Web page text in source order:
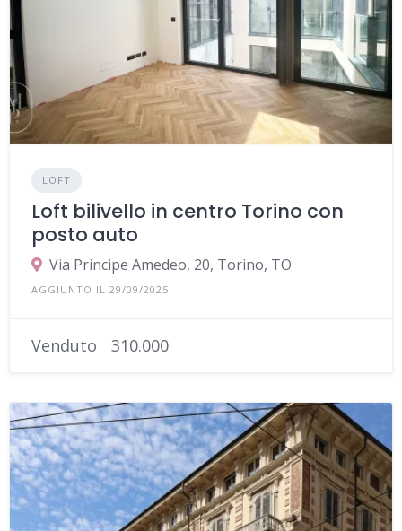
LOFT
Loft bilivello in centro Torino con
posto auto
Via Principe Amedeo, 20, Torino, TO
AGGIUNTO IL 29/09/2025
Venduto 310.000